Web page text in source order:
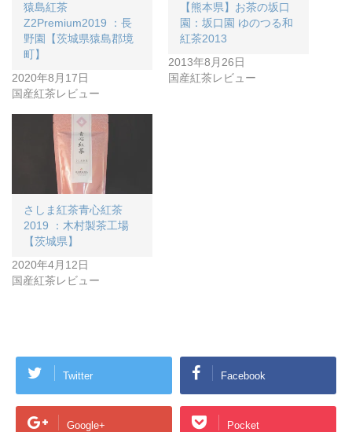
猿島紅茶
Z2Premium2019 ：長
野園【茨城県猿島郡境
町】
2020年8月17日
国産紅茶レビュー
【熊本県】お茶の坂口
園：坂口園 ゆのつる和
紅茶2013
2013年8月26日
国産紅茶レビュー
さしま紅茶青心紅茶
2019 ：木村製茶工場
【茨城県】
2020年4月12日
国産紅茶レビュー
Twitter Facebook
Google+ Pocket